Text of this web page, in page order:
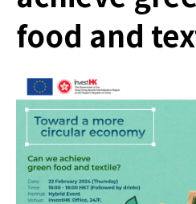
food and